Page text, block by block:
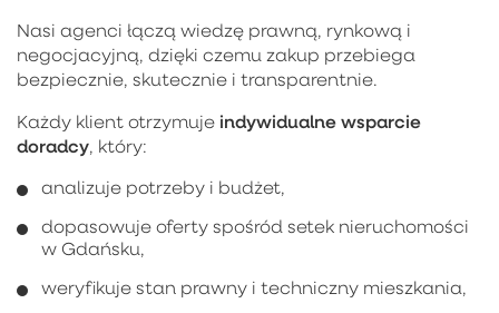
Nasi agenci łączą wiedzę prawną, rynkową i
negocjacyjną, dzięki czemu zakup przebiega
bezpiecznie, skutecznie i transparentnie.
Każdy klient otrzymuje indywidualne wsparcie
doradcy, który:
analizuje potrzeby i budżet,
dopasowuje oferty spośród setek nieruchomości
w Gdańsku,
weryfikuje stan prawny i techniczny mieszkania,